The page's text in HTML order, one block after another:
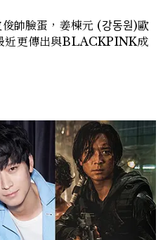
帥臉蛋，姜棟元 (강동원)歐
近更傳出與BLACKPINK成